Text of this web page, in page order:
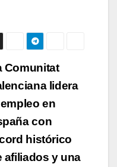
Comunitat
lidera
en
con
histórico
afiliados y una